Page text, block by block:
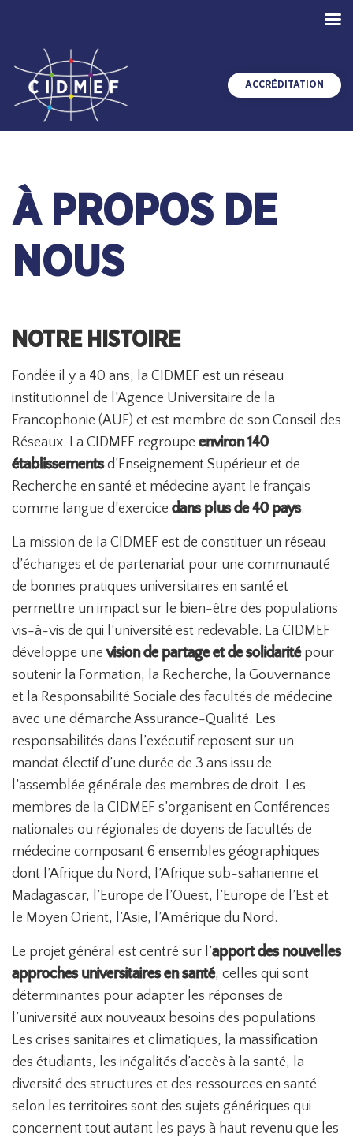
ACCRÉDITATION
À PROPOS DE
NOUS
NOTRE HISTOIRE
Fondée il y a 40 ans, la CIDMEF est un réseau
institutionnel de l’Agence Universitaire de la
Francophonie (AUF) et est membre de son Conseil des
Réseaux. La CIDMEF regroupe environ 140
établissementsd’Enseignement Supérieur et de
Recherche en santé et médecine ayant le français
comme langue d’exercice dans plus de 40 pays.
La mission de la CIDMEF est de constituer un réseau
d’échanges et de partenariat pour une communauté
de bonnes pratiques universitaires en santé et
permettre un impact sur le bien-être des populations
vis-à-vis de qui l’université est redevable. La CIDMEF
développe unevision de partage et de solidaritépour
soutenir la Formation, la Recherche, la Gouvernance
et la Responsabilité Sociale des facultés de médecine
avec une démarche Assurance-Qualité. Les
responsabilités dans l’exécutif reposent sur un
mandat électif d’une durée de 3 ans issu de
l’assemblée générale des membres de droit. Les
membres de la CIDMEF s’organisent en Conférences
nationales ou régionales de doyens de facultés de
médecine composant 6 ensembles géographiques
dont l’Afrique du Nord, l’Afrique sub-saharienne et
Madagascar, l’Europe de l’Ouest, l’Europe de l’Est et
le Moyen Orient, l’Asie, l’Amérique du Nord.
Le projet général est centré sur l’apport des nouvelles
approches universitaires en santé, celles qui sont
déterminantes pour adapter les réponses de
l’université aux nouveaux besoins des populations.
Les crises sanitaires et climatiques, la massification
des étudiants, les inégalités d’accès à la santé, la
diversité des structures et des ressources en santé
selon les territoires sont des sujets génériques qui
concernent tout autant les pays à haut revenu que les